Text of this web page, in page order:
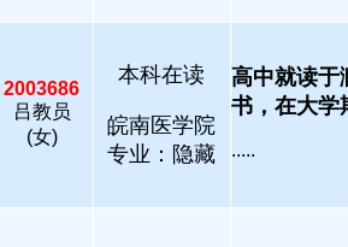
2003686
吕教员
(女)
本科在读
皖南医学院
专业：隐藏
高中就读于
书，在大学
.....